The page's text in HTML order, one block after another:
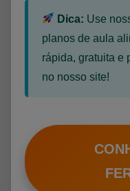
Dica: Use
planos de aula
rápida, gratuita e
no nosso site!